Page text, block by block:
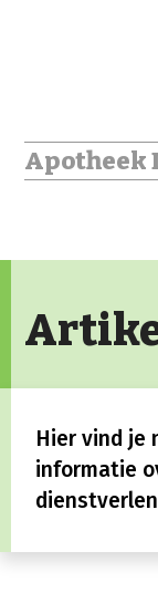
Apotheek
Hier vind je
informatie